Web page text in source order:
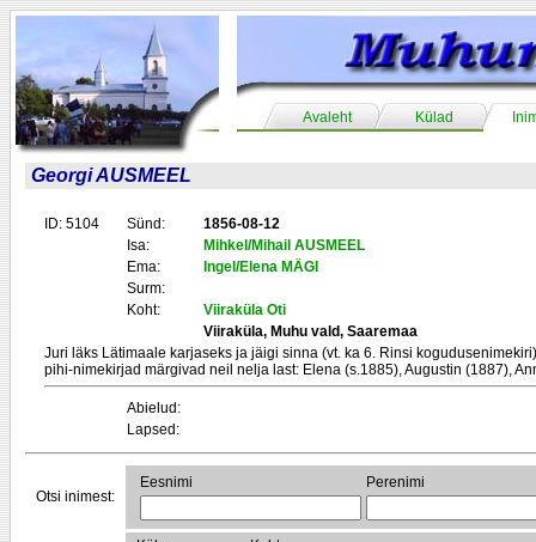
Avaleht Külad
Georgi AUSMEEL
ID: 5104 Sünd:
1856-08-12
Isa:
Mihkel/Mihail AUSMEEL
Ema:
Ingel/Elena MÄGI
Surm:
Koht:
Viiraküla Oti
Viiraküla, Muhu vald, Saaremaa
Juri läks Lätimaale karjaseks ja jäigi sinna (vt. ka 6. Rinsi
pihi-nimekirjad märgivad neil nelja last: Elena (s.1885), Augustin (1887),
Abielud:
Lapsed:
Otsi inimest:
Eesnimi Perenimi